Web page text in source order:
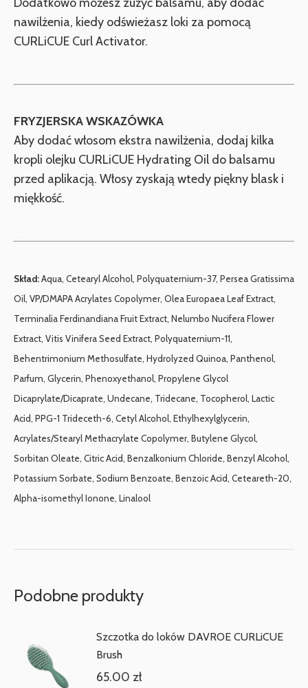
nawilżenia, kiedy odświeżasz loki za pomocą
CURLiCUE Curl Activator.
FRYZJERSKA WSKAZÓWKA
Aby dodać włosom ekstra nawilżenia, dodaj kilka
kropli olejku CURLiCUE Hydrating Oil do balsamu
przed aplikacją. Włosy zyskają wtedy piękny blask i
miękkość.
Skład:Aqua, Cetearyl Alcohol, Polyquaternium-37, Persea Gratissima
Oil, VP/DMAPA Acrylates Copolymer, Olea Europaea Leaf Extract,
Terminalia Ferdinandiana Fruit Extract, Nelumbo Nucifera Flower
Extract, Vitis Vinifera Seed Extract, Polyquaternium-11,
Behentrimonium Methosulfate, Hydrolyzed Quinoa, Panthenol,
Parfum, Glycerin, Phenoxyethanol, Propylene Glycol
Dicaprylate/Dicaprate, Undecane, Tridecane, Tocopherol, Lactic
Acid, PPG-1 Trideceth-6, Cetyl Alcohol, Ethylhexylglycerin,
Acrylates/Stearyl Methacrylate Copolymer, Butylene Glycol,
Sorbitan Oleate, Citric Acid, Benzalkonium Chloride, Benzyl Alcohol,
Potassium Sorbate, Sodium Benzoate, Benzoic Acid, Ceteareth-20,
Alpha-isomethyl Ionone, Linalool
Podobne produkty
Szczotka do loków DAVROE CURLiCUE
Brush
65.00 zł